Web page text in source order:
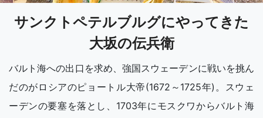
サンクトペテルブルグにやってきた
大坂の伝兵衛
バルト海への出口を求め、強国スウェーデンに戦いを挑ん
だのがロシアのピョートル大帝(1672～1725年)。スウェ
ーデンの要塞を落とし、1703年にモスクワからバルト海